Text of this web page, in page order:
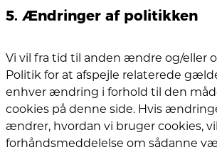
5. Ændringer af politikken
Vi vil fra tid til anden ændre og/eller
Politik for at afspejle relaterede
enhver ændring i forhold til den
cookies på denne side. Hvis
ændrer, hvordan vi bruger cookies,
forhåndsmeddelelse om sådanne